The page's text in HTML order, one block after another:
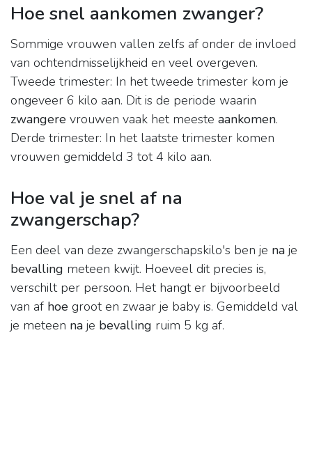
Hoe snel aankomen zwanger?
Sommige vrouwen vallen zelfs af onder de invloed
van ochtendmisselijkheid en veel overgeven.
Tweede trimester: In het tweede trimester kom je
ongeveer 6 kilo aan. Dit is de periode waarin
zwangere vrouwen vaak het meeste aankomen.
Derde trimester: In het laatste trimester komen
vrouwen gemiddeld 3 tot 4 kilo aan.
Hoe val je snel af na
zwangerschap?
Een deel van deze zwangerschapskilo's ben je na je
bevalling meteen kwijt. Hoeveel dit precies is,
verschilt per persoon. Het hangt er bijvoorbeeld
van af hoe groot en zwaar je baby is. Gemiddeld val
je meteen na je bevalling ruim 5 kg af.